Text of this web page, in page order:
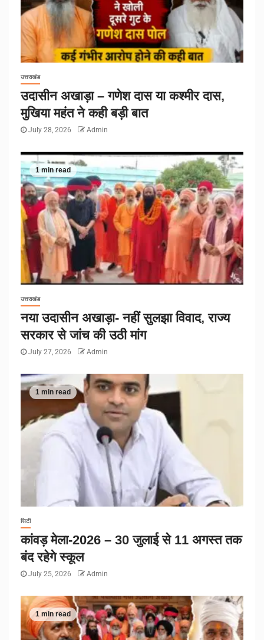
उत्तराखंड
उदासीन अखाड़ा – गणेश दास या कश्मीर दास,
मुखिया महंत ने कही बड़ी बात
July 28, 2026 Admin
1 min read
उत्तराखंड
नया उदासीन अखाड़ा- नहीं सुलझा विवाद, राज्य
सरकार से जांच की उठी मांग
July 27, 2026 Admin
1 min read
सिटी
कांवड़ मेला-2026 – 30 जुलाई से 11 अगस्त तक
बंद रहेगे स्कूल
July 25, 2026 Admin
1 min read